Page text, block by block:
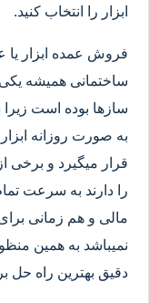
ابزار را انتخاب کنید.
فروش عمده ابزار یا
ساختمانی همیشه یکی
سازها بوده است
به صورت روزانه
قرار میگیرد و برخی
را دارند به سرعت
مالی و هم زمانی
نمیباشد به همین
دقیق بهترین راه